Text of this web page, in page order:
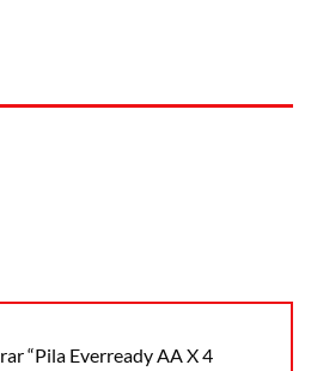
“Pila Everready AA X 4